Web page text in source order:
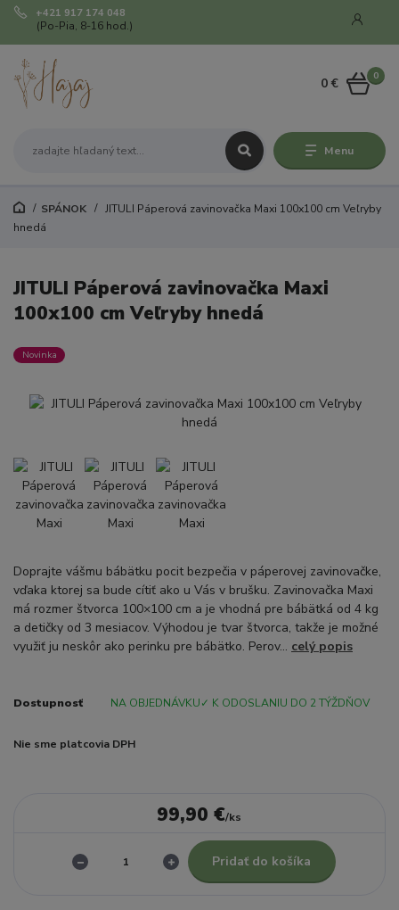
Menu
+421 917 174 048
(Po-Pia, 8-16 hod.)
0
0 €
SPÁNOK
JITULI Páperová zavinovačka Maxi 100x100 cm Veľryby
hnedá
JITULI Páperová zavinovačka Maxi
100x100 cm Veľryby hnedá
Novinka
Doprajte vášmu bábätku pocit bezpečia v páperovej zavinovačke,
vďaka ktorej sa bude cítiť ako u Vás v brušku. Zavinovačka Maxi
má rozmer štvorca 100×100 cm a je vhodná pre bábätká od 4 kg
a detičky od 3 mesiacov. Výhodou je tvar štvorca, takže je možné
využiť ju neskôr ako perinku pre bábätko. Perov... celý popis
Dostupnosť NA OBJEDNÁVKU✓ K ODOSLANIU DO 2 TÝŽDŇOV
Nie sme platcovia DPH
99,90 €/ks
Pridať do košíka